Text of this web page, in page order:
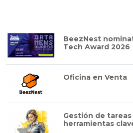
BeezNest
Tech Award 2026
Oficina en Venta
Gestión de
herramientas